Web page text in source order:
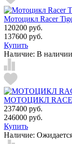
Мотоцикл Racer
120200 руб.
137600 руб.
Купить
Наличие: В наличии
МОТОЦИКЛ
237400 руб.
246000 руб.
Купить
Наличие: